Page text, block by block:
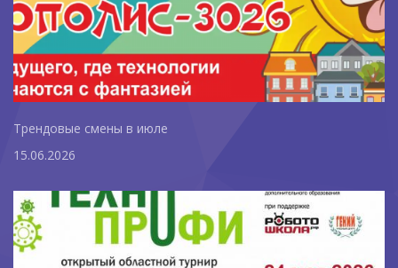
Трендовые смены в июле
15.06.2026